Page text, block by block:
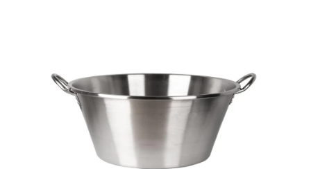
hviezdičiek.